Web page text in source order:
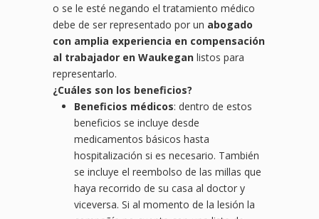
o se le esté negando el tratamiento médico
debe de ser representado por un abogado
con amplia experiencia en compensación
al trabajador en Waukegan listos para
representarlo.
¿Cuáles son los beneficios?
Beneficios médicos: dentro de estos
beneficios se incluye desde
medicamentos básicos hasta
hospitalización si es necesario. También
se incluye el reembolso de las millas que
haya recorrido de su casa al doctor y
viceversa. Si al momento de la lesión la